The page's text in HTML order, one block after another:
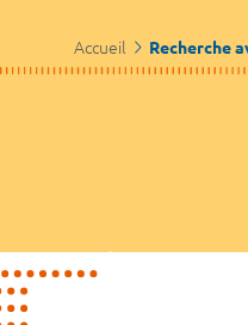
Accueil Recherche